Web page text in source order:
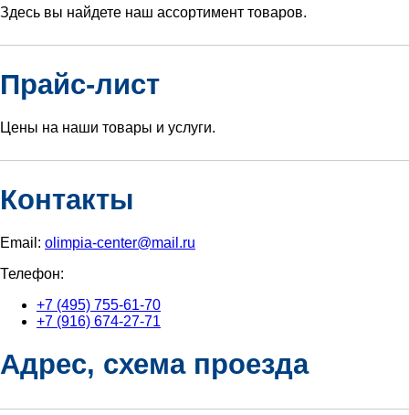
Здесь вы найдете наш ассортимент товаров.
Прайс-лист
Цены на наши товары и услуги.
Контакты
Email: olimpia-center@mail.ru
Телефон:
+7 (495) 755-61-70
+7 (916) 674-27-71
Адрес, схема проезда